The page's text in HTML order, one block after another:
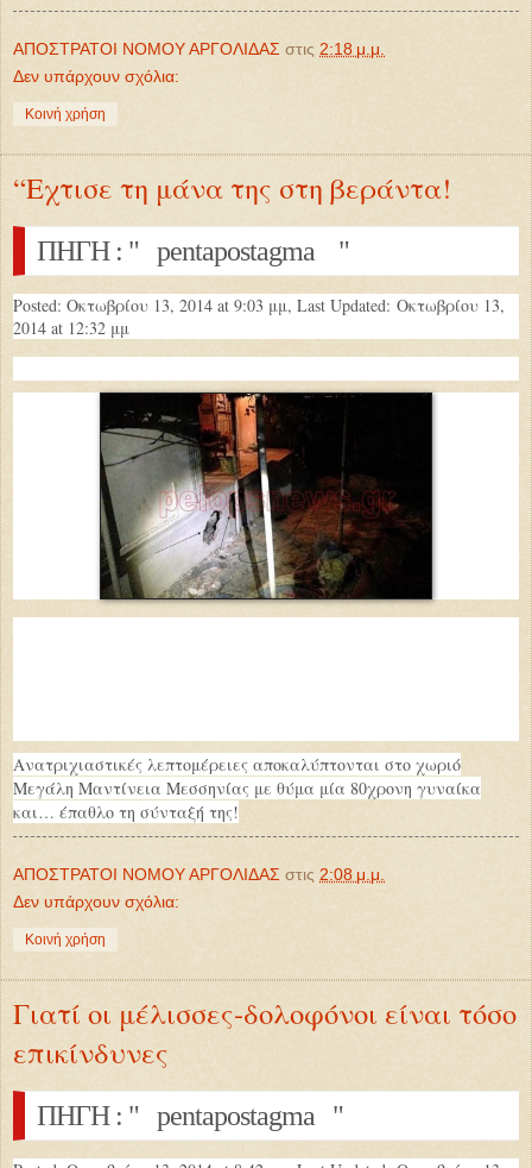
ΑΠΟΣΤΡΑΤΟΙ ΝΟΜΟΥ ΑΡΓΟΛΙΔΑΣ στις 2:18 μ.μ.
Δεν υπάρχουν σχόλια:
Κοινή χρήση
“Εχτισε τη μάνα της στη βεράντα!
ΠΗΓΗ : " pentapostagma "
Posted: Οκτωβρίου 13, 2014 at 9:03 μμ, Last Updated: Οκτωβρίου 13,
2014 at 12:32 μμ
Ανατριχιαστικές λεπτομέρειες αποκαλύπτονται στο χωριό
Μεγάλη Μαντίνεια Μεσσηνίας με θύμα μία 80χρονη γυναίκα
και… έπαθλο τη σύνταξή της!
ΑΠΟΣΤΡΑΤΟΙ ΝΟΜΟΥ ΑΡΓΟΛΙΔΑΣ στις 2:08 μ.μ.
Δεν υπάρχουν σχόλια:
Κοινή χρήση
Γιατί οι μέλισσες-δολοφόνοι είναι τόσο
επικίνδυνες
ΠΗΓΗ : " pentapostagma "